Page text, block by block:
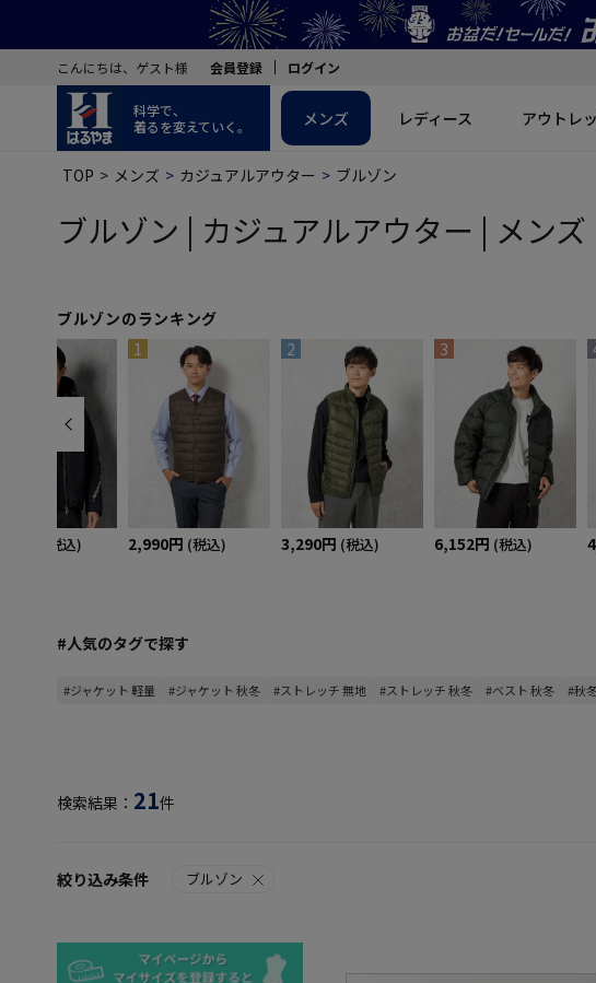
こんにちは、ゲスト様 会員登録 ログイン
科学で、
着るを変えていく。
メンズ レディース アウトレ
TOP メンズ カジュアルアウター ブルゾン
ブルゾン | カジュアルアウター | メンズ
ブルゾンのランキング
(税込)
1
2,990円 (税込)
2
3,290円 (税込)
3
6,152円 (税込)
#人気のタグで探す
#ジャケット 軽量 #ジャケット 秋冬 #ストレッチ 無地 #ストレッチ 秋冬 #ベスト 秋冬 #秋
検索結果： 21件
絞り込み条件 ブルゾン